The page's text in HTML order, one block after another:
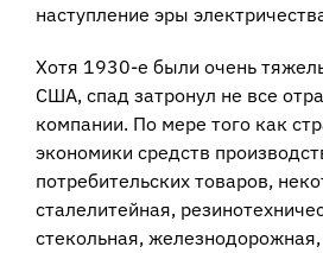
наступление эры
Хотя 1930-е были очень
США, спад затронул не все
компании. По мере того как
экономики средств
потребительских товаров,
сталелитейная,
стекольная,